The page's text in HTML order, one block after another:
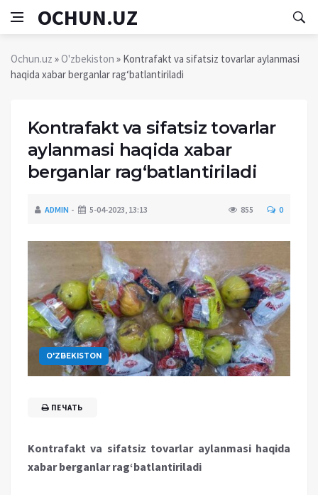
OCHUN.UZ
Ochun.uz »O'zbekiston » Kontrafakt va sifatsiz tovarlar aylanmasi
haqida xabar berganlar rag‘batlantiriladi
Kontrafakt va sifatsiz tovarlar
aylanmasi haqida xabar
berganlar rag‘batlantiriladi
ADMIN 5-04-2023, 13:13 855 0
O'ZBEKISTON
ПЕЧАТЬ
Kontrafakt va sifatsiz tovarlar aylanmasi haqida
xabar berganlar rag‘batlantiriladi